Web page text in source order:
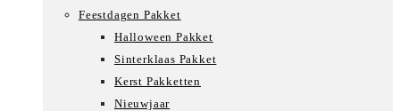
Feestdagen Pakket
Halloween Pakket
Sinterklaas Pakket
Kerst Pakketten
Nieuwjaar